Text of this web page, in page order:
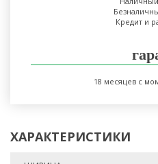
Кредит и
18 месяцев с
ХАРАКТЕРИСТИКИ